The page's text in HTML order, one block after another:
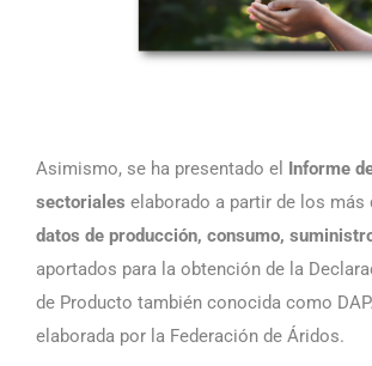
Asimismo, se ha presentado el Informe
sectoriales elaborado a partir de los más
datos de producción, consumo,
aportados para la obtención de la
de Producto también conocida como
elaborada por la Federación de Áridos.